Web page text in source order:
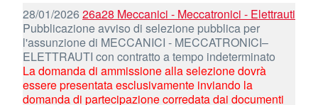
28/01/2026 26a28 Meccanici - Meccatronici - Elettrauti
Pubblicazione avviso di selezione pubblica per
l'assunzione di MECCANICI - MECCATRONICI–
ELETTRAUTI con contratto a tempo indeterminato
La domanda di ammissione alla selezione dovrà
essere presentata esclusivamente inviando la
domanda di partecipazione corredata dai documenti